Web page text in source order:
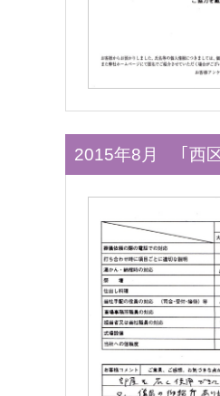
2015年8月 ｢西区